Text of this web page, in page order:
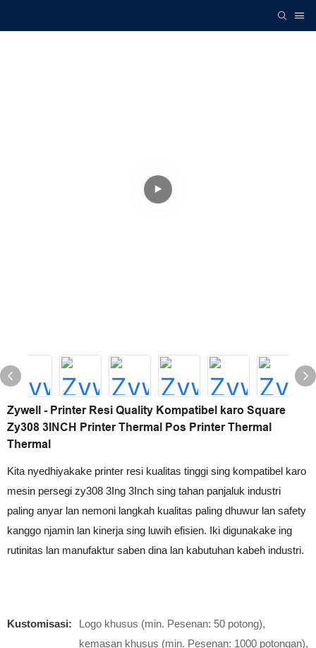
Zywell - Printer Resi Quality Kompatibel karo Square
Zy308 3INCH Printer Thermal Pos Printer Thermal
Thermal
Kita nyedhiyakake printer resi kualitas tinggi sing kompatibel karo
mesin persegi zy308 3Ing 3Inch sing tahan panjaluk industri
paling anyar lan nemoni langkah kualitas paling dhuwur lan safety
kanggo njamin lan kinerja sing luwih efisien. Iki digunakake ing
rutinitas lan manufaktur saben dina lan kabutuhan kabeh industri.
Kustomisasi:
Logo khusus (min. Pesenan: 50 potong),
kemasan khusus (min. Pesenan: 1000 potongan),